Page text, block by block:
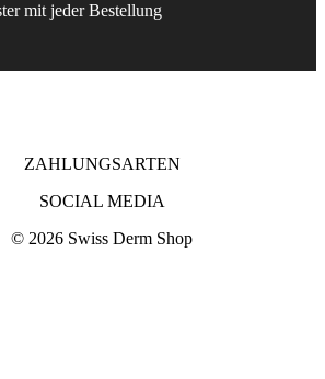
mit jeder Bestellung
ZAHLUNGSARTEN
SOCIAL MEDIA
© 2026 Swiss Derm Shop